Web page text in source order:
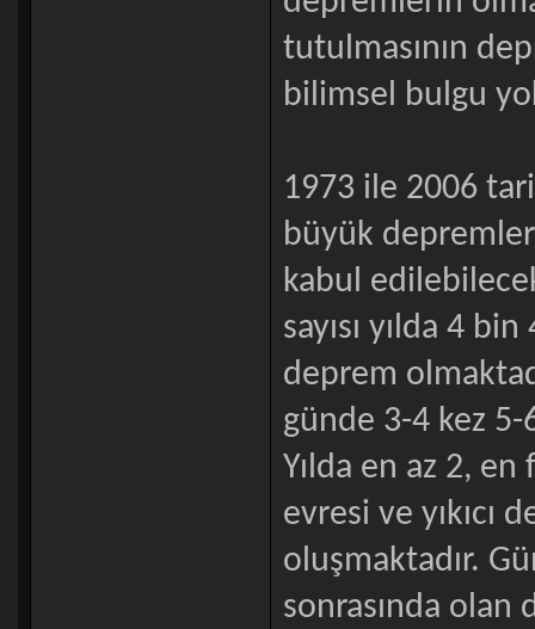
tutulmasının
bilimsel bulgu
1973 ile 2006
büyük
kabul
sayısı yılda 4
deprem
günde 3-4 kez
Yılda en az 2,
evresi ve yıkıcı
oluşmaktadır.
sonrasında olan